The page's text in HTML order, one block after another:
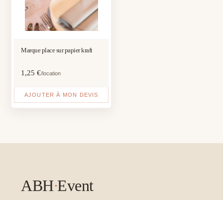
Marque place sur papier kraft
1,25€/location
AJOUTER À MON DEVIS
ABH·Event